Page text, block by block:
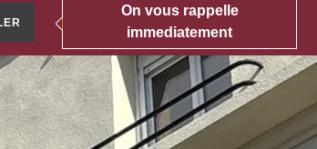
On vous rappelle
immediatement